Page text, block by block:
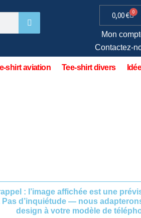
0,00€ 0
Mon
Contactez-
shirt aviation Tee-shirt divers
: l’image affichée est une
Pas d’inquiétude — nous
design à votre modèle de